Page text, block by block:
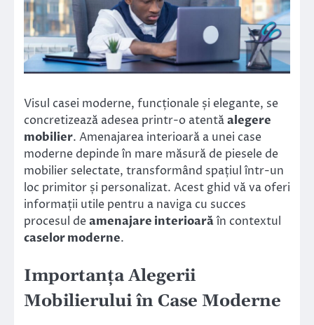
Visul casei moderne, funcționale și elegante, se
concretizează adesea printr-o atentăalegere
mobilier. Amenajarea interioară a unei case
moderne depinde în mare măsură de piesele de
mobilier selectate, transformând spațiul într-un
loc primitor și personalizat. Acest ghid vă va oferi
informații utile pentru a naviga cu succes
procesul deamenajare interioarăîn contextul
caselor moderne.
Importanța Alegerii
Mobilierului în Case Moderne